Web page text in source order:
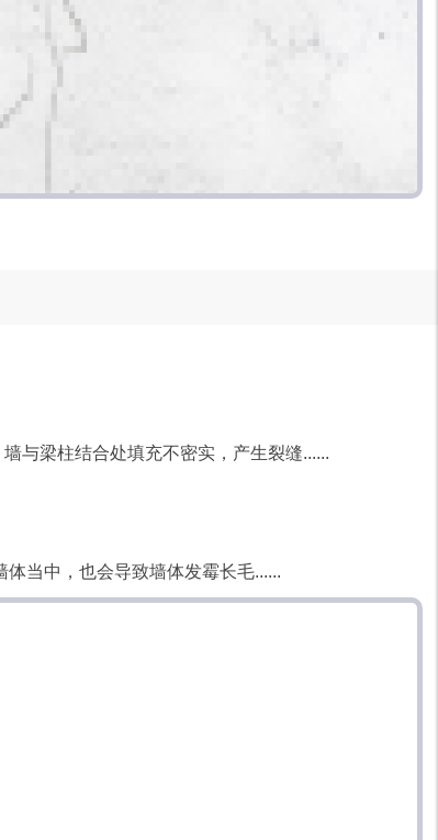
与梁柱结合处填充不密实，产生裂缝......
当中，也会导致墙体发霉长毛......